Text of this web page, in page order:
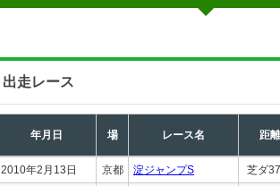
出走レース
年月日 場 レース名 距離
2010年2月13日 京都 淀ジャンプS 芝ダ